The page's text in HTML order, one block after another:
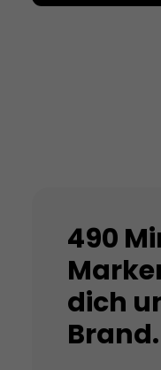
490
dich
Brand.